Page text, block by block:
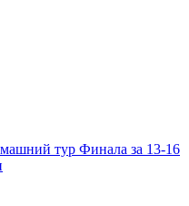
тур Финала за 13-16